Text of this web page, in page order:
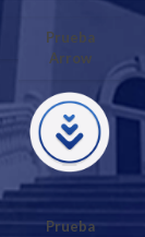
Prueba
Arrow
Prueba